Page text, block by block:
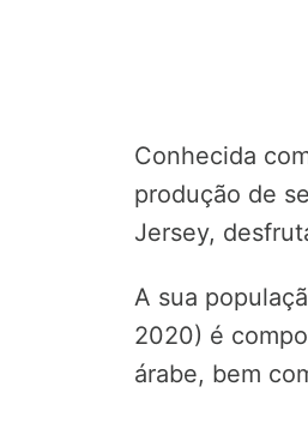
Conhecida
produção de
Jersey,
A sua
2020) é
árabe, bem